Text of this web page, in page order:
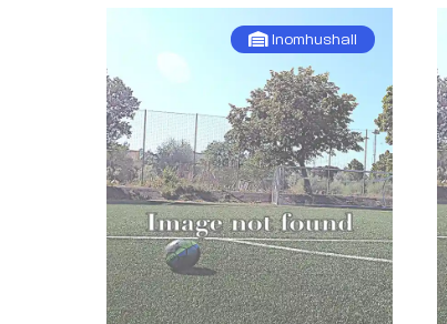
Inomhushall